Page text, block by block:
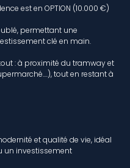
est en OPTION (10.000 €)
permettant une
clé en main.
: à proximité du tramway et
tout en restant à
et qualité de vie, idéal
un investissement